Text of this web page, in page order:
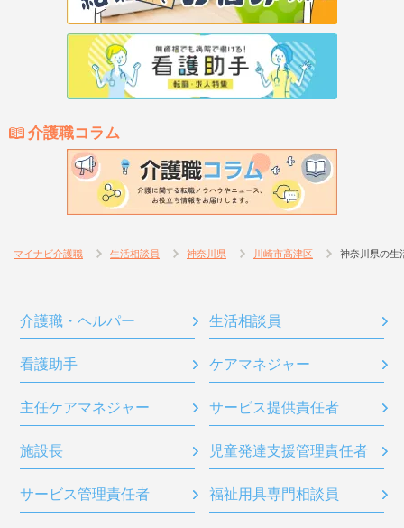
介護職コラム
マイナビ介護職 生活相談員 神奈川県 川崎市高津区 神奈川県の生
介護職・ヘルパー 生活相談員
看護助手 ケアマネジャー
主任ケアマネジャー サービス提供責任者
施設長 児童発達支援管理責任者
サービス管理責任者 福祉用具専門相談員